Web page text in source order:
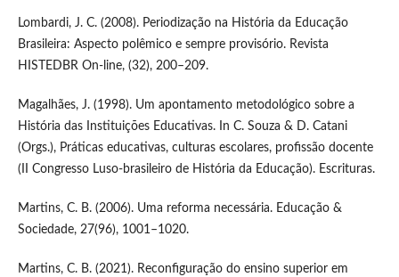
Lombardi, J. C. (2008). Periodização na História da Educação
Brasileira: Aspecto polêmico e sempre provisório. Revista
HISTEDBR On-line, (32), 200–209.
Magalhães, J. (1998). Um apontamento metodológico sobre a
História das Instituições Educativas. In C. Souza & D. Catani
(Orgs.), Práticas educativas, culturas escolares, profissão docente
(II Congresso Luso-brasileiro de História da Educação). Escrituras.
Martins, C. B. (2006). Uma reforma necessária. Educação &
Sociedade, 27(96), 1001–1020.
Martins, C. B. (2021). Reconfiguração do ensino superior em